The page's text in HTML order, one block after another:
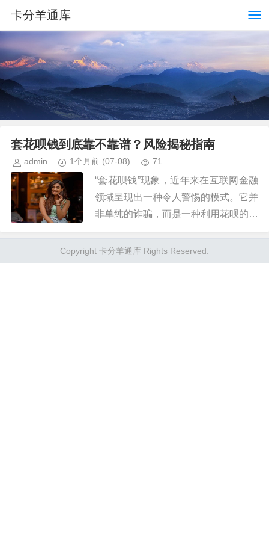
卡分羊通库
套花呗钱到底靠不靠谱？风险揭秘指南
admin 1个月前 (07-08) 71
“套花呗钱”现象，近年来在互联网金融
领域呈现出一种令人警惕的模式。它并
非单纯的诈骗，而是一种利用花呗的便
借款”的信任，构建起欺诈体系的复杂
网络。我们常常听到的“高额回...
Copyright 卡分羊通库 Rights Reserved.